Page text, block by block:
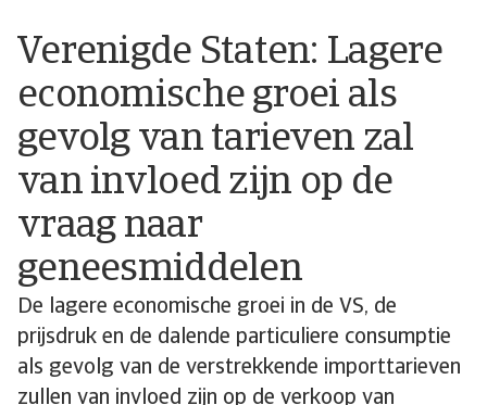
Verenigde Staten: Lagere
economische groei als
gevolg van tarieven zal
van invloed zijn op de
vraag naar
geneesmiddelen
De lagere economische groei in de VS, de
prijsdruk en de dalende particuliere consumptie
als gevolg van de verstrekkende importtarieven
zullen van invloed zijn op de verkoop van